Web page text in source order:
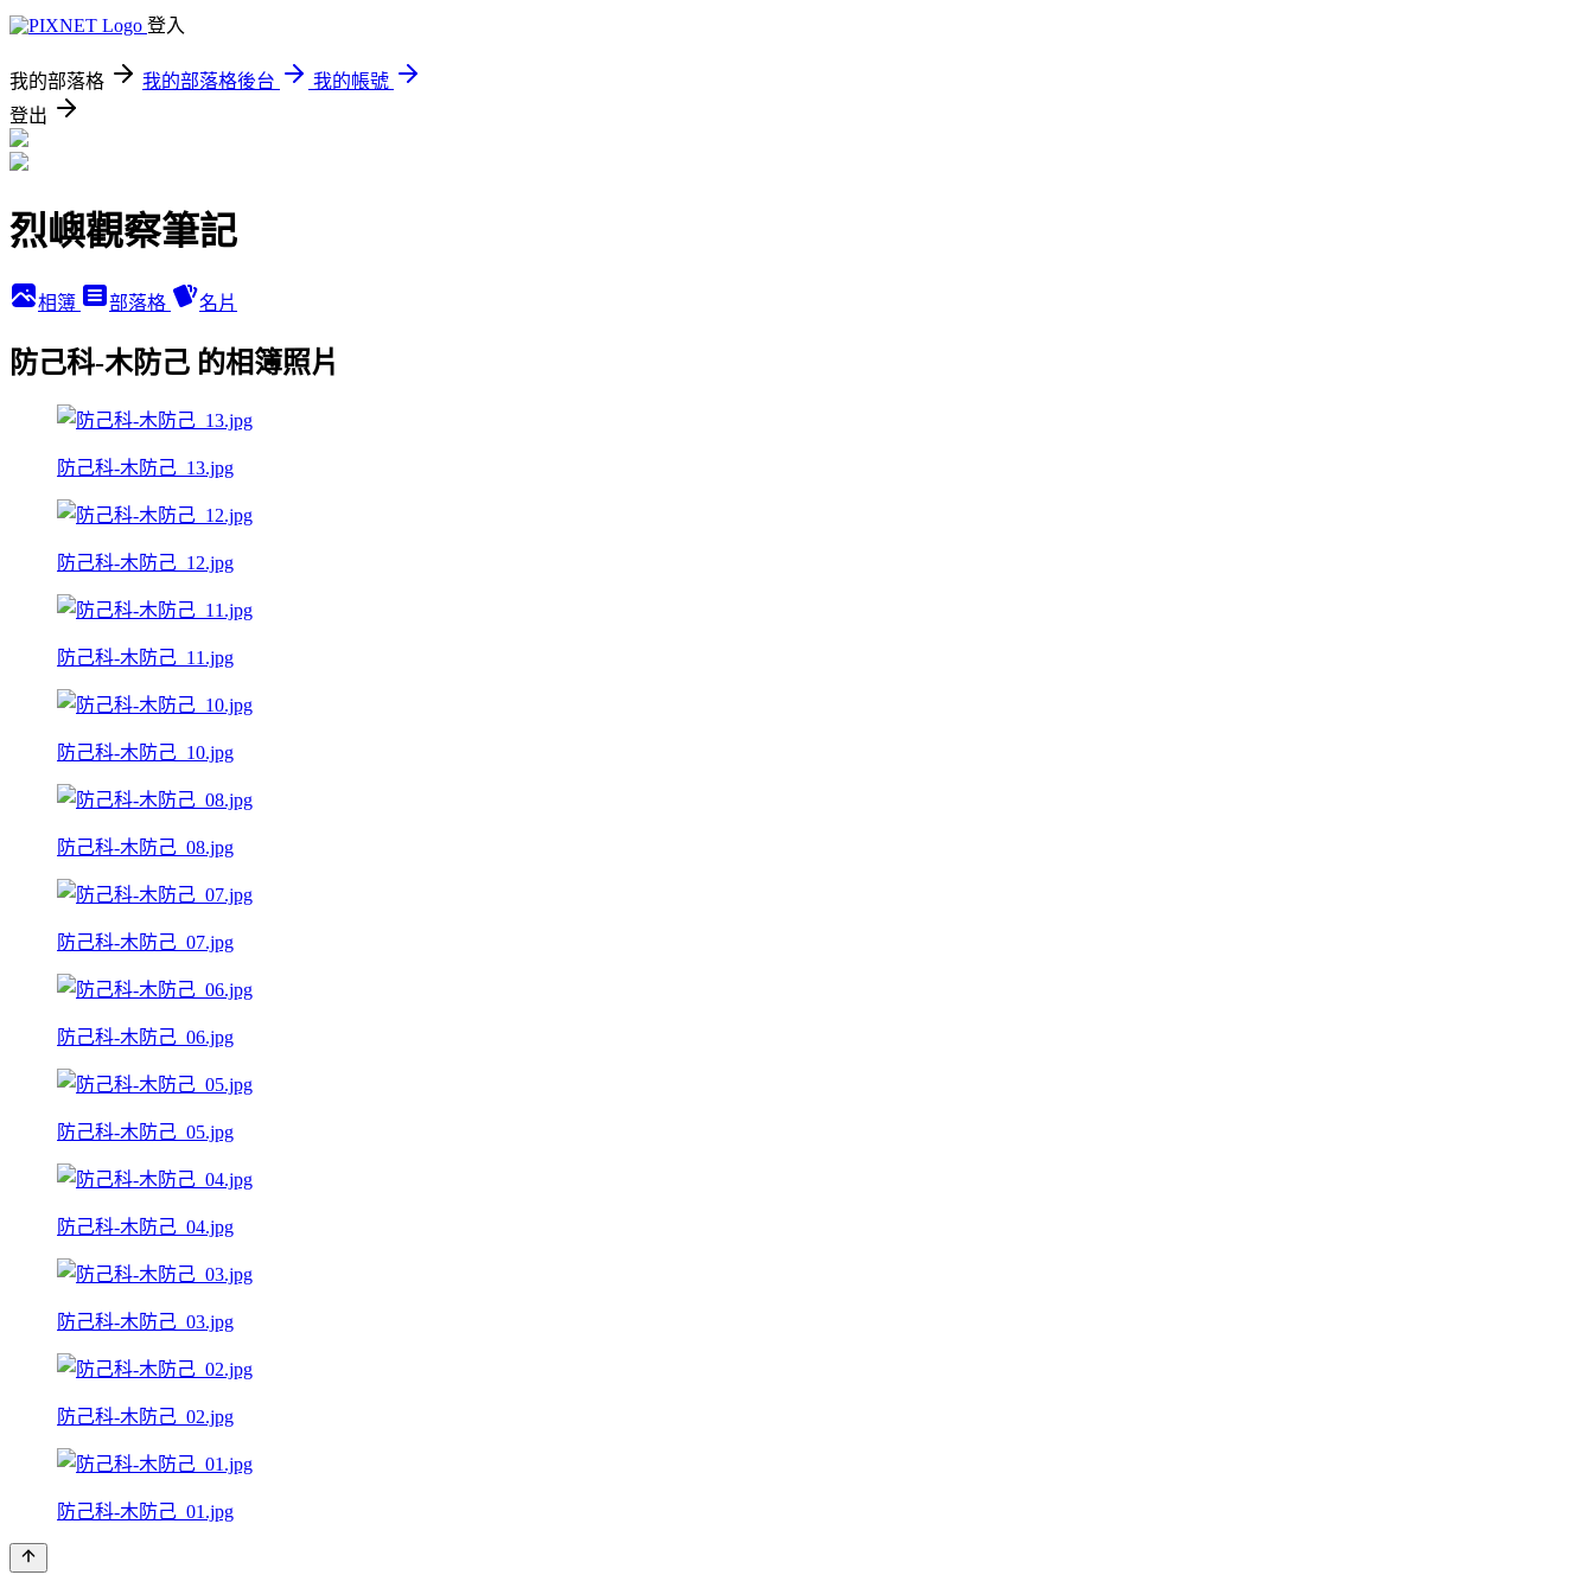
登入
我的部落格 我的部落格後台
我的帳號
登出
烈嶼觀察筆記
相簿 部落格 名片
防己科-木防己 的相簿照片
防己科-木防己_13.jpg
防己科-木防己_12.jpg
防己科-木防己_11.jpg
防己科-木防己_10.jpg
防己科-木防己_08.jpg
防己科-木防己_07.jpg
防己科-木防己_06.jpg
防己科-木防己_05.jpg
防己科-木防己_04.jpg
防己科-木防己_03.jpg
防己科-木防己_02.jpg
防己科-木防己_01.jpg